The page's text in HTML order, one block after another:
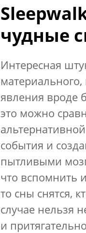
чудные
Интересная
явления вроде
это можно
события и
пытливыми
что вспомнить
то сны снятся,
случае нельзя
и